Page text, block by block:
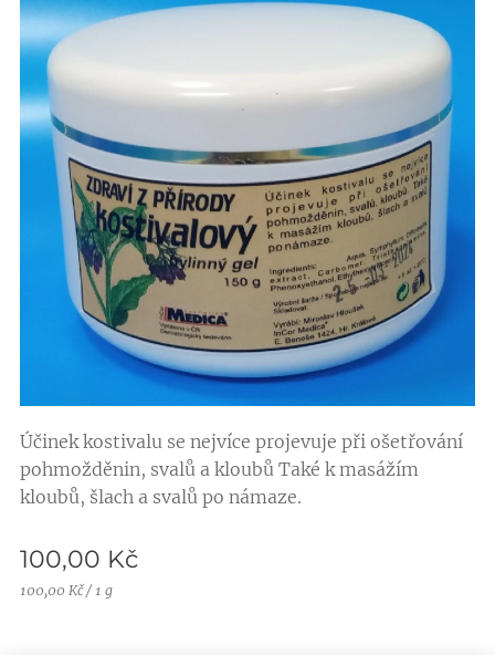
Účinek kostivalu se nejvíce projevuje při ošetřování
pohmožděnin, svalů a kloubů Také k masážím
kloubů, šlach a svalů po námaze.
100,00 Kč
100,00 Kč / 1 g